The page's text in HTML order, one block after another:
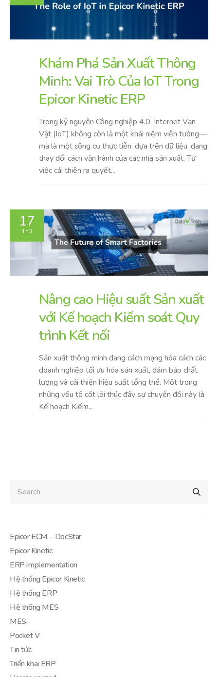
Khám Phá Sản Xuất Thông
Minh: Vai Trò Của IoT Trong
Epicor Kinetic ERP
Trong kỷ nguyên Công nghiệp 4.0, Internet Vạn
Vật (IoT) không còn là một khái niệm viễn tưởng—
mà là một công cụ thực tiễn, dựa trên dữ liệu, đang
thay đổi cách vận hành của các nhà sản xuất. Từ
việc cải thiện ra quyết...
17
Th3
Nâng cao Hiệu suất Sản xuất
với Kế hoạch Kiểm soát Quy
trình Kết nối
Sản xuất thông minh đang cách mạng hóa cách các
doanh nghiệp tối ưu hóa sản xuất, đảm bảo chất
lượng và cải thiện hiệu suất tổng thể. Một trong
những yếu tố cốt lõi thúc đẩy sự chuyển đổi này là
Kế hoạch Kiểm...
Epicor ECM – DocStar
Epicor Kinetic
ERP implementation
Hệ thống Epicor Kinetic
Hệ thống ERP
Hệ thống MES
MES
Pocket V
Tin tức
Triển khai ERP